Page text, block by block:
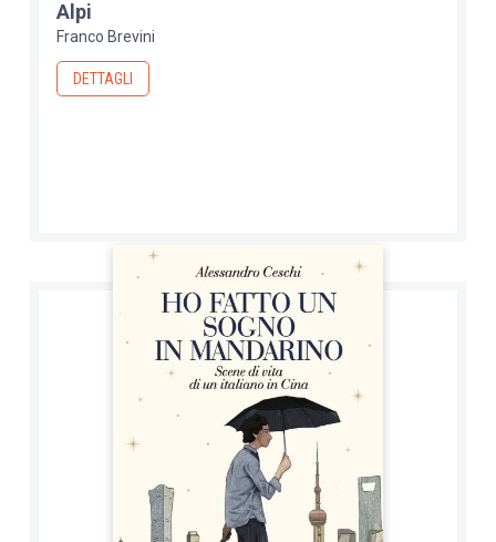
Alpi
Franco Brevini
DETTAGLI